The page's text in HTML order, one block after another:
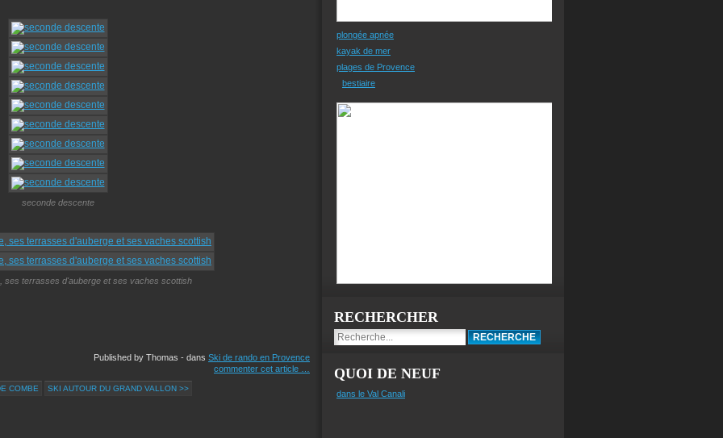
seconde descente
ses terrasses d'auberge et ses vaches scottish
Published by Thomas - dans Ski de rando en Provence
commenter cet article
COMBE SKI AUTOUR DU GRAND VALLON >>
plongée apnée
kayak de mer
plages de Provence
bestiaire
RECHERCHER
QUOI DE NEUF
dans le Val Canali